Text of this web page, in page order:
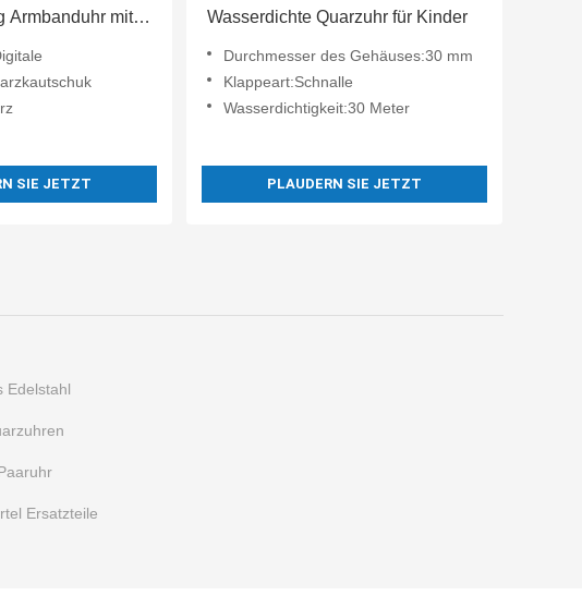
Armbanduhr mit
SIE JETZT
Wasserdichte Quarzuhr für Kinder
Durchmesser des Gehäuses:30 mm
Klappeart:Schnalle
Wasserdichtigkeit:30 Meter
PLAUDERN SIE JETZT
Edelstahl
Ersatzteile